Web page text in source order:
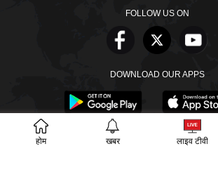
होम खबर लाइव टीवी
FOLLOW US ON
DOWNLOAD OUR APPS
SECTIONS खबरें वेब स्टोरीज